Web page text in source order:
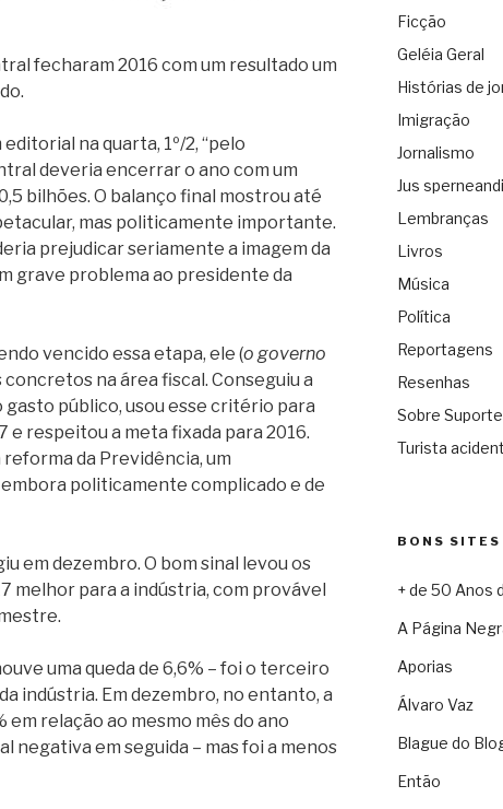
fecharam 2016 com um resultado um
editorial na quarta, 1º/2, “pelo
deveria encerrar o ano com um
bilhões. O balanço final mostrou até
mas politicamente importante.
prejudicar seriamente a imagem da
grave problema ao presidente da
vencido essa etapa, ele (o governo
na área fiscal. Conseguiu a
público, usou esse critério para
e respeitou a meta fixada para 2016.
reforma da Previdência, um
politicamente complicado e de
em dezembro. O bom sinal levou os
melhor para a indústria, com provável
uma queda de 6,6% – foi o terceiro
indústria. Em dezembro, no entanto, a
em relação ao mesmo mês do ano
negativa em seguida – mas foi a menos
Ficção
Geléia Geral
Histórias de
Imigração
Jornalismo
Jus sperneandi
Lembranças
Livros
Música
Política
Reportagens
Resenhas
Sobre
Turista
BONS SITES
+ de 50 Anos
A Página
Aporias
Álvaro Vaz
Blague do
Então